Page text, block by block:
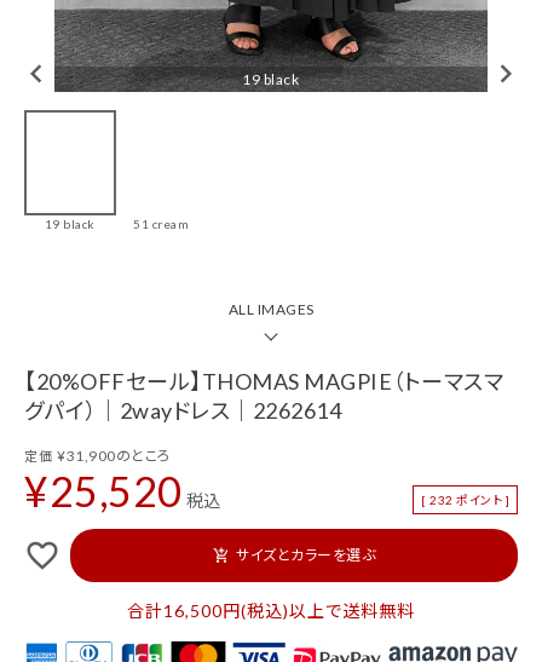
マグパイ）｜2way
カテゴリーから探す
新着商品
トップス
スカート ワンピース
シューズ 財布
19 black
19 black 51 cream
ALL IMAGES
【20%OFFセール】THOMAS MAGPIE（トーマスマ
グパイ）｜2wayドレス｜2262614
定価 ¥31,900のところ
¥25,520 税込 [ 232 ポイント ]
favorite_outline add_shopping_cart サイズとカラーを選ぶ
合計16,500円(税込)以上で送料無料